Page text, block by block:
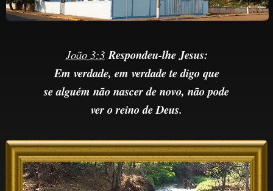
João 3:3 Respondeu-lhe Jesus:
Em verdade, em verdade te digo que
se alguém não nascer de novo, não pode
ver o reino de Deus.